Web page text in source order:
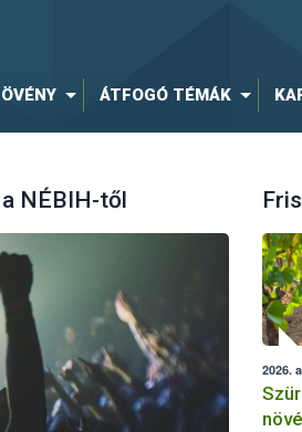
ÁTFOGÓ TÉMÁK
NÉBIH-től
2026.